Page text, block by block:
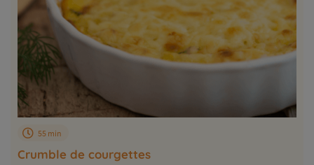
Crumble de courgettes
55 min